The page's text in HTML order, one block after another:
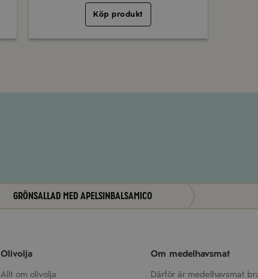
Köp produkt
Grönsallad med apelsinbalsamico
Olivolja
Allt om olivolja
Om medelhavsmat
Därför är medelhavsmat